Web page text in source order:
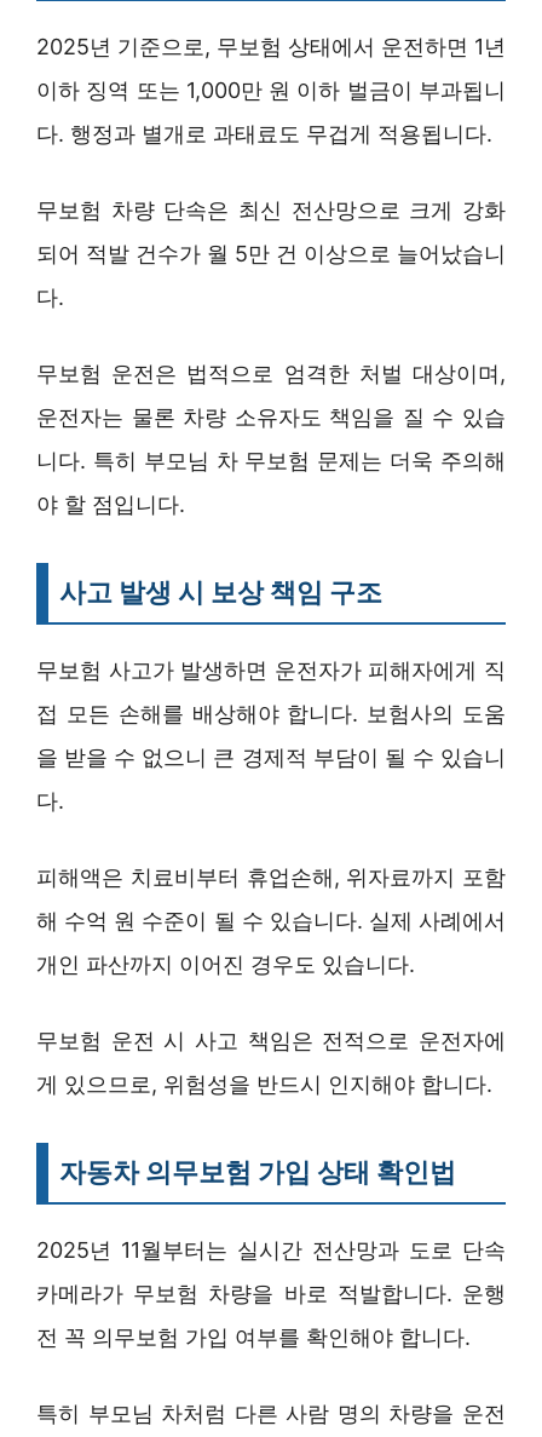
2025년 기준으로, 무보험 상태에서 운전하면 1년
이하 징역 또는 1,000만 원 이하 벌금이 부과됩니
다. 행정과 별개로 과태료도 무겁게 적용됩니다.
무보험 차량 단속은 최신 전산망으로 크게 강화
되어 적발 건수가 월 5만 건 이상으로 늘어났습니
다.
무보험 운전은 법적으로 엄격한 처벌 대상이며,
운전자는 물론 차량 소유자도 책임을 질 수 있습
니다. 특히 부모님 차 무보험 문제는 더욱 주의해
야 할 점입니다.
사고 발생 시 보상 책임 구조
무보험 사고가 발생하면 운전자가 피해자에게 직
접 모든 손해를 배상해야 합니다. 보험사의 도움
을 받을 수 없으니 큰 경제적 부담이 될 수 있습니
다.
피해액은 치료비부터 휴업손해, 위자료까지 포함
해 수억 원 수준이 될 수 있습니다. 실제 사례에서
개인 파산까지 이어진 경우도 있습니다.
무보험 운전 시 사고 책임은 전적으로 운전자에
게 있으므로, 위험성을 반드시 인지해야 합니다.
자동차 의무보험 가입 상태 확인법
2025년 11월부터는 실시간 전산망과 도로 단속
카메라가 무보험 차량을 바로 적발합니다. 운행
전 꼭 의무보험 가입 여부를 확인해야 합니다.
특히 부모님 차처럼 다른 사람 명의 차량을 운전